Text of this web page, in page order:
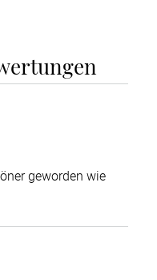
geworden wie